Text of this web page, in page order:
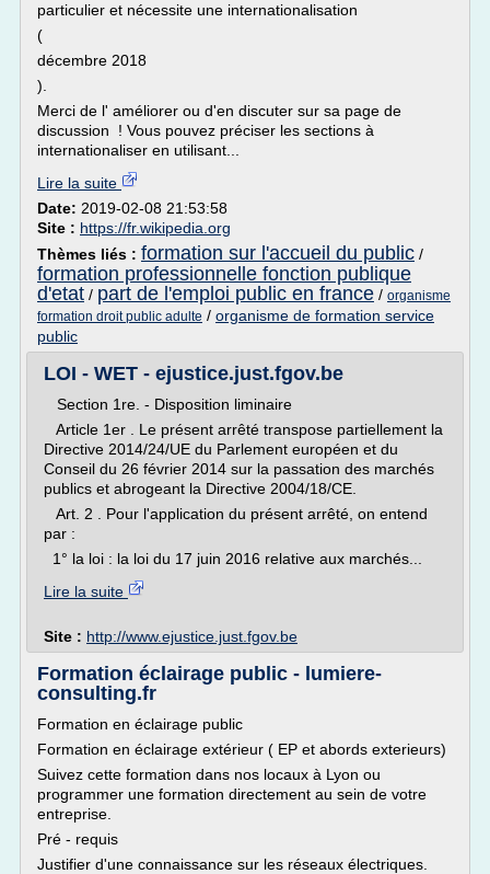
particulier et nécessite une internationalisation
(
décembre 2018
).
Merci de l' améliorer ou d'en discuter sur sa page de
discussion ! Vous pouvez préciser les sections à
internationaliser en utilisant...
Lire la suite
Date: 2019-02-08 21:53:58
Site : https://fr.wikipedia.org
Thèmes liés : formation sur l'accueil du public /
formation professionnelle fonction publique
d'etat / part de l'emploi public en france / organisme
formation droit public adulte / organisme de formation service
public
LOI - WET - ejustice.just.fgov.be
Section 1re. - Disposition liminaire
Article 1er . Le présent arrêté transpose partiellement la
Directive 2014/24/UE du Parlement européen et du
Conseil du 26 février 2014 sur la passation des marchés
publics et abrogeant la Directive 2004/18/CE.
Art. 2 . Pour l'application du présent arrêté, on entend
par :
1° la loi : la loi du 17 juin 2016 relative aux marchés...
Lire la suite
Site : http://www.ejustice.just.fgov.be
Formation éclairage public - lumiere-
consulting.fr
Formation en éclairage public
Formation en éclairage extérieur ( EP et abords exterieurs)
Suivez cette formation dans nos locaux à Lyon ou
programmer une formation directement au sein de votre
entreprise.
Pré - requis
Justifier d'une connaissance sur les réseaux électriques.